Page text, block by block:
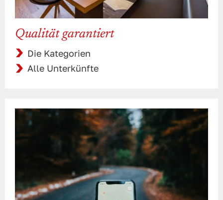
Qualität garantiert
Die Kategorien
Alle Unterkünfte